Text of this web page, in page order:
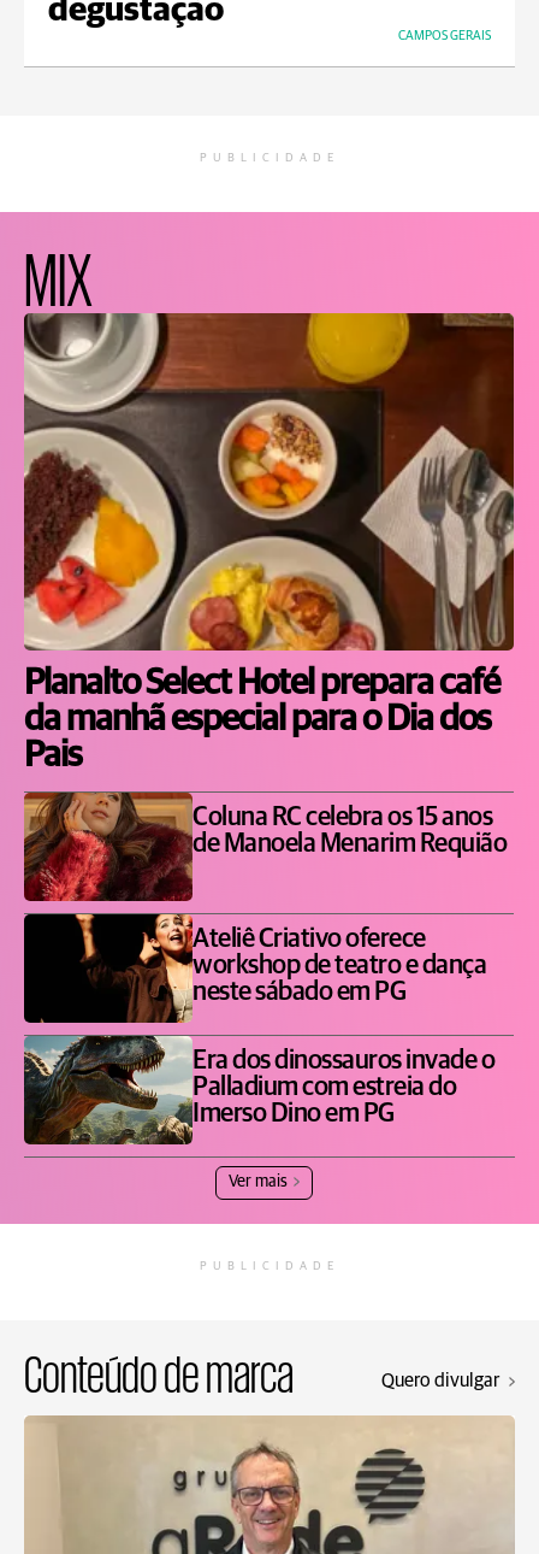
degustação
CAMPOS GERAIS
PUBLICIDADE
MIX
Planalto Select Hotel prepara café
da manhã especial para o Dia dos
Pais
Coluna RC celebra os 15 anos
de Manoela Menarim Requião
Ateliê Criativo oferece
workshop de teatro e dança
neste sábado em PG
Era dos dinossauros invade o
Palladium com estreia do
Imerso Dino em PG
Ver mais
PUBLICIDADE
Conteúdo de marca Quero divulgar